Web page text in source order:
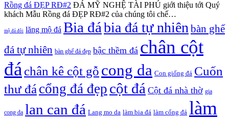
Rồng đá ĐẸP RĐ#2 ĐÁ MỸ NGHỆ TÀI PHÚ giới thiệu tới Quý
khách Mẫu Rồng đá ĐẸP RĐ#2 của chúng tôi chế…
mộ đá đôi lăng mộ đá Bia đábia đá tự nhiênbàn ghế
đá tự nhiên bàn ghế đá đẹp bậc thềm đá chân cột
đáchân kê cột gỗ cong da Con giống đá Cuốn
thư đá cổng đá đẹp cột đá Cột đá nhà thờ gia
cong da lan can đá Lang mo da làm bia đá làm cổng đá làm